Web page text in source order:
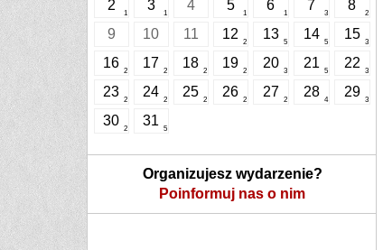
2
1
3
1
4 5
1
6
1
7
3
8
2
9 10 11 12
2
13
5
14
5
15
3
16
2
17
2
18
2
19
2
20
3
21
5
22
3
23
2
24
2
25
2
26
2
27
2
28
4
29
3
30
2
31
5
Organizujesz wydarzenie?
Poinformuj nas o nim